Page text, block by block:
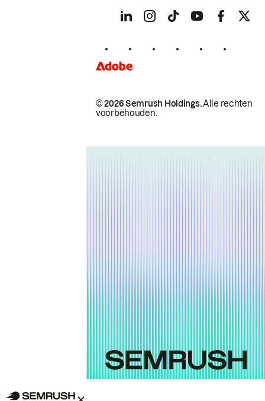
© 2026 Semrush Holdings.Alle rechten
voorbehouden.